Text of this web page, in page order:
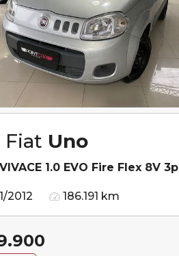
Fiat Uno
1.0 EVO Fire Flex 8V 3p
2012 186.191 km